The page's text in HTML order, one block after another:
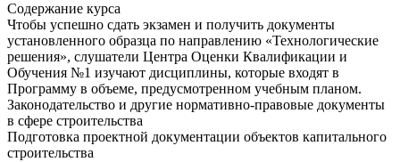
Содержание курса
Чтобы успешно сдать экзамен и получить документы
установленного образца по направлению «Технологические
решения», слушатели Центра Оценки Квалификации и
Обучения №1 изучают дисциплины, которые входят в
Программу в объеме, предусмотренном учебным планом.
Законодательство и другие нормативно-правовые документы
в сфере строительства
Подготовка проектной документации объектов капитального
строительства